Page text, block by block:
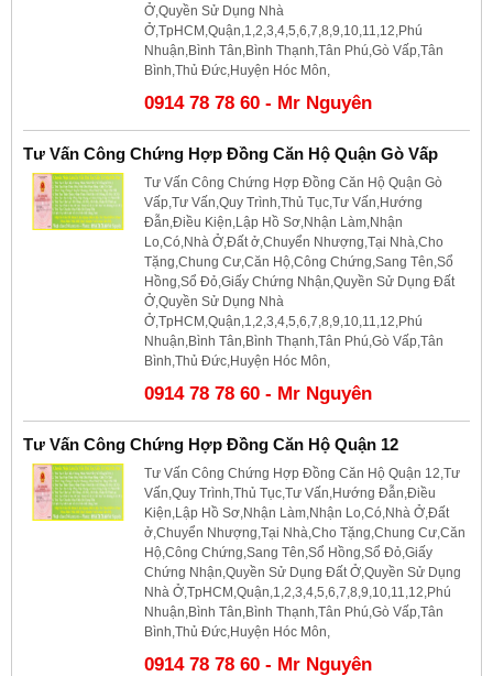
Ở,Quyền Sử Dụng Nhà
Ở,TpHCM,Quận,1,2,3,4,5,6,7,8,9,10,11,12,Phú
Nhuận,Bình Tân,Bình Thạnh,Tân Phú,Gò Vấp,Tân
Bình,Thủ Đức,Huyện Hóc Môn,
0914 78 78 60 - Mr Nguyên
Tư Vấn Công Chứng Hợp Đồng Căn Hộ Quận Gò Vấp
Tư Vấn Công Chứng Hợp Đồng Căn Hộ Quận Gò
Vấp,Tư Vấn,Quy Trình,Thủ Tục,Tư Vấn,Hướng
Đẫn,Điều Kiện,Lập Hồ Sơ,Nhận Làm,Nhận
Lo,Có,Nhà Ở,Đất ở,Chuyển Nhượng,Tại Nhà,Cho
Tặng,Chung Cư,Căn Hộ,Công Chứng,Sang Tên,Sổ
Hồng,Sổ Đỏ,Giấy Chứng Nhận,Quyền Sử Dụng Đất
Ở,Quyền Sử Dụng Nhà
Ở,TpHCM,Quận,1,2,3,4,5,6,7,8,9,10,11,12,Phú
Nhuận,Bình Tân,Bình Thạnh,Tân Phú,Gò Vấp,Tân
Bình,Thủ Đức,Huyện Hóc Môn,
0914 78 78 60 - Mr Nguyên
Tư Vấn Công Chứng Hợp Đồng Căn Hộ Quận 12
Tư Vấn Công Chứng Hợp Đồng Căn Hộ Quận 12,Tư
Vấn,Quy Trình,Thủ Tục,Tư Vấn,Hướng Đẫn,Điều
Kiện,Lập Hồ Sơ,Nhận Làm,Nhận Lo,Có,Nhà Ở,Đất
ở,Chuyển Nhượng,Tại Nhà,Cho Tặng,Chung Cư,Căn
Hộ,Công Chứng,Sang Tên,Sổ Hồng,Sổ Đỏ,Giấy
Chứng Nhận,Quyền Sử Dụng Đất Ở,Quyền Sử Dụng
Nhà Ở,TpHCM,Quận,1,2,3,4,5,6,7,8,9,10,11,12,Phú
Nhuận,Bình Tân,Bình Thạnh,Tân Phú,Gò Vấp,Tân
Bình,Thủ Đức,Huyện Hóc Môn,
0914 78 78 60 - Mr Nguyên